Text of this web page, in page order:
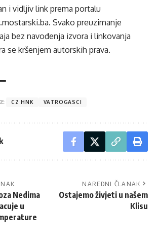
i vidljiv link prema portalu
. Svako preuzimanje
bez navođenja izvora i linkovanja
se kršenjem autorskih prava.
CZ HNK VATROGASCI
Nedima
u
NAREDNI ČLANAK
Ostajemo živjeti u našem
Klisu